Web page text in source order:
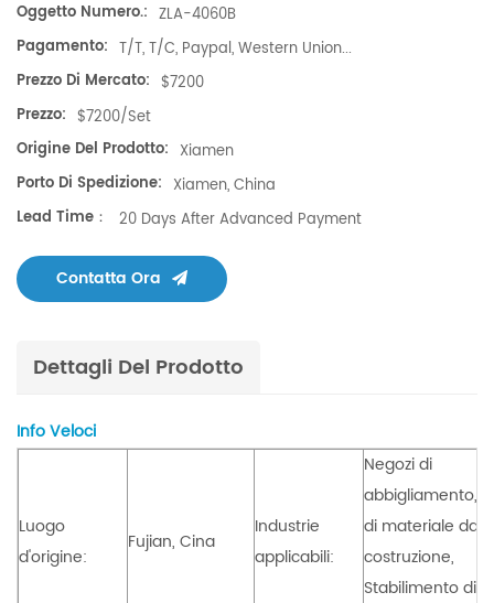
Oggetto Numero.: ZLA-4060B
Pagamento: T/T, T/C, Paypal, Western Union...
Prezzo Di Mercato: $7200
Prezzo: $7200/set
Origine Del Prodotto: Xiamen
Porto Di Spedizione: Xiamen, China
Lead Time：
20 Days After Advanced Payment
Contatta Ora
Dettagli Del Prodotto
Info Veloci
Luogo
d'origine:
Fujian, Cina
Industrie
applicabili:
Negozi di
abbigliamento,
di materiale da
costruzione,
Stabilimento di